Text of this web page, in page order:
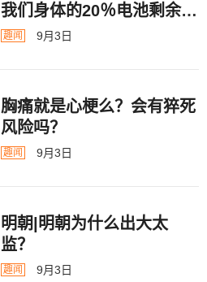
我们身体的20％电池剩余警
告
趣闻 9月3日
胸痛就是心梗么？会有猝死
风险吗？
趣闻 9月3日
明朝|明朝为什么出大太
监？ ​​​
趣闻 9月3日